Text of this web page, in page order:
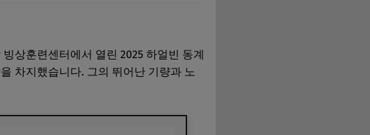
상훈련센터에서 열린 2025 하얼빈 동계
차지했습니다. 그의 뛰어난 기량과 노